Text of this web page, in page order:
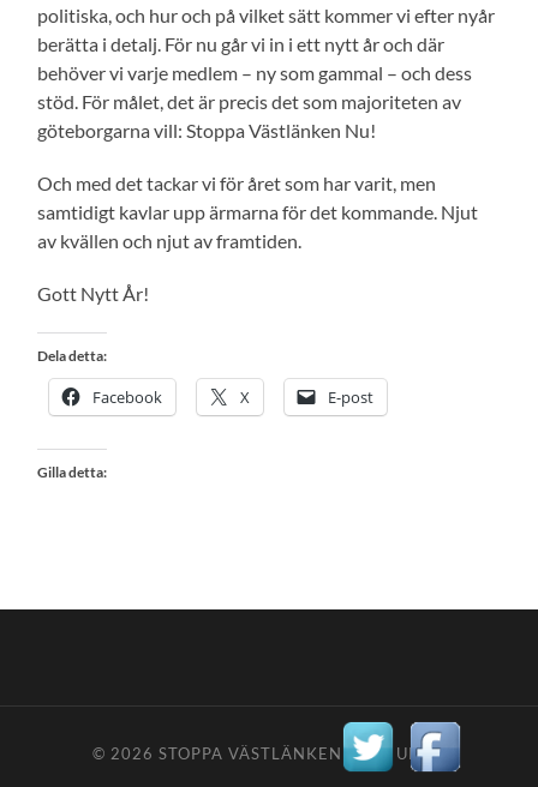
politiska, och hur och på vilket sätt kommer vi efter nyår
berätta i detalj. För nu går vi in i ett nytt år och där
behöver vi varje medlem – ny som gammal – och dess
stöd. För målet, det är precis det som majoriteten av
göteborgarna vill: Stoppa Västlänken Nu!
Och med det tackar vi för året som har varit, men
samtidigt kavlar upp ärmarna för det kommande. Njut
av kvällen och njut av framtiden.
Gott Nytt År!
Dela detta:
Facebook X E-post
Gilla detta:
© 2026STOPPA VÄSTLÄNKEN NU — UPP ↑